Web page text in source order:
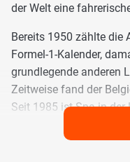
der Welt eine
Bereits 1950 zählte die
Formel-1-Kalender,
grundlegende anderen
Zeitweise fand der
Seit 1985 ist Spa in der
Das Layout des